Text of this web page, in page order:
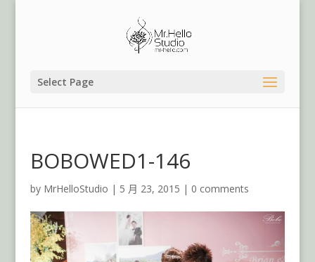
Select Page
BOBOWED1-146
by MrHelloStudio | 5 月 23, 2015 | 0 comments